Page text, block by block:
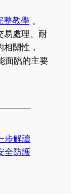
整教學 。
易處理、耐
關性，
面臨的主要
步解讀
全防護